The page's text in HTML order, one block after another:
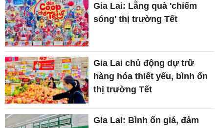
Gia Lai: Lẵng quà 'chiếm
sóng' thị trường Tết
Gia Lai chủ động dự trữ
hàng hóa thiết yếu, bình ổn
thị trường Tết
Gia Lai: Bình ổn giá, đảm